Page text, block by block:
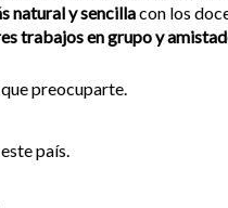
natural y sencillacon los
trabajos en grupo y
que preocuparte.
país.